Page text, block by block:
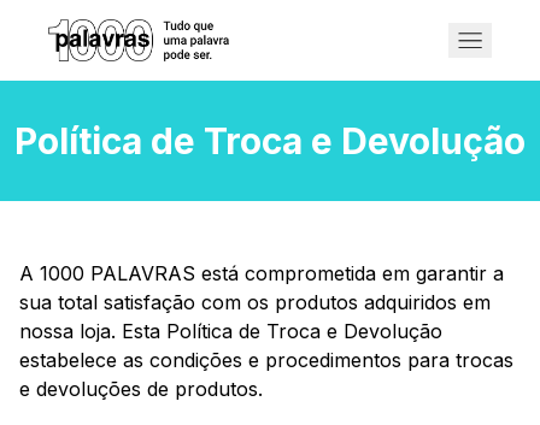
Política de Troca e Devolução
A 1000 PALAVRAS está comprometida em garantir a
sua total satisfação com os produtos adquiridos em
nossa loja. Esta Política de Troca e Devolução
estabelece as condições e procedimentos para trocas
e devoluções de produtos.